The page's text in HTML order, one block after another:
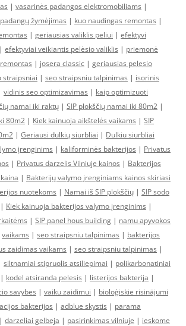
| vasarinės padangos elektromobiliams |
žymėjimas | kuo naudingas remontas |
| geriausias valiklis peliui | efektyvi
| efektyviai veikiantis pelėsio valiklis | priemonė
| josera classic | geriausias pelesio
straipsniai | seo straipsniu talpinimas | isorinis
vidinis seo optimizavimas | kaip optimizuoti
namai iki raktų | SIP plokščių namai iki 80m2 |
80m2 | Kiek kainuoja aikštelės vaikams | SIP
| Geriausi dulkių siurbliai | Dulkiu siurbliai
įrenginims | kaliforminės bakterijos | Privatus
| Privatus darzelis Vilniuje kainos | Bakterijos
| Bakterijų valymo įrenginiams kainos skiriasi
nuotekoms | Namai iš SIP plokščių | SIP sodo
| Kiek kainuoja bakterijos valymo įrenginims |
| SIP panel hous building | namu apyvokos
vaikams | seo straipsniu talpinimas | bakterijos
zaidimas vaikams | seo straipsniu talpinimas |
siltnamiai stipruolis atsiliepimai | polikarbonatiniai
| kodel atsiranda pelesis | listerijos bakterija |
savybes | vaiku zaidimui | bioloģiskie risinājumi
bakterijos | adblue skystis | parama
| darzeliai gelbeja | pasirinkimas vilniuje | ieskome